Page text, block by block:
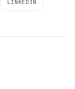
LINKEDIN